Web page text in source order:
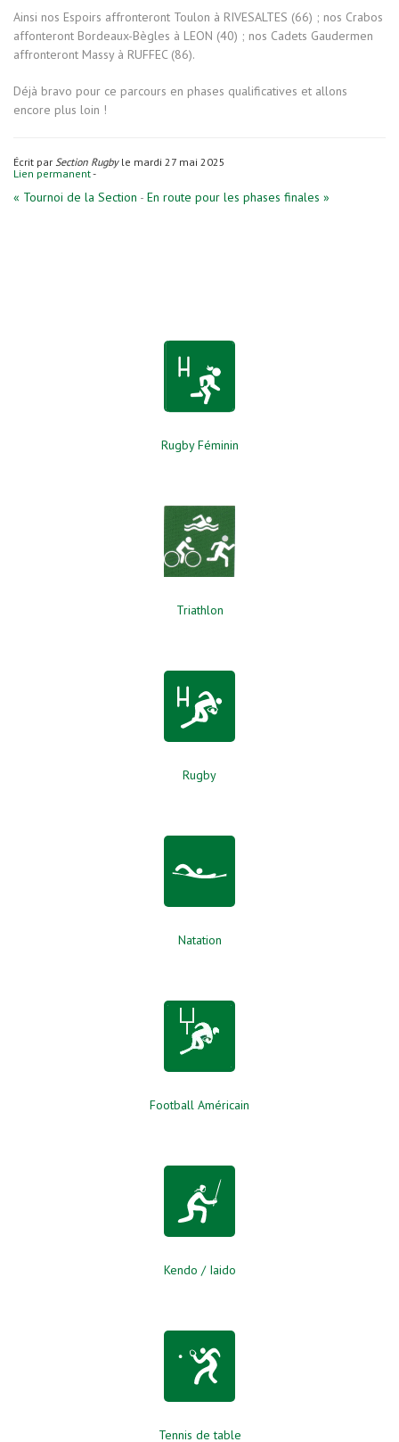
Ainsi nos Espoirs affronteront Toulon à RIVESALTES (66) ; nos Crabos
affonteront Bordeaux-Bègles à LEON (40) ; nos Cadets Gaudermen
affronteront Massy à RUFFEC (86).
Déjà bravo pour ce parcours en phases qualificatives et allons
encore plus loin !
Écrit par Section Rugbyle mardi 27 mai 2025
Lien permanent-
« Tournoi de la Section - En route pour les phases finales »
Rugby Féminin
Triathlon
Rugby
Natation
Football Américain
Kendo / Iaido
Tennis de table